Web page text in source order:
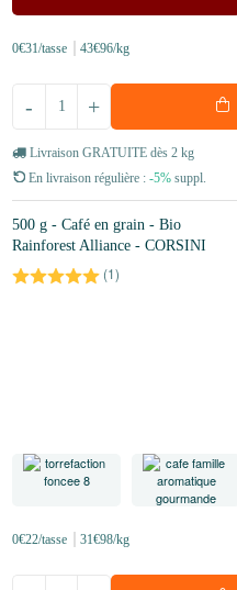
0€31/tasse 43€96/kg
+
-
Livraison GRATUITE dès 2 kg
En livraison régulière : -5% suppl.
500 g - Café en grain - Bio
Rainforest Alliance - CORSINI
(1)
0€22/tasse 31€98/kg